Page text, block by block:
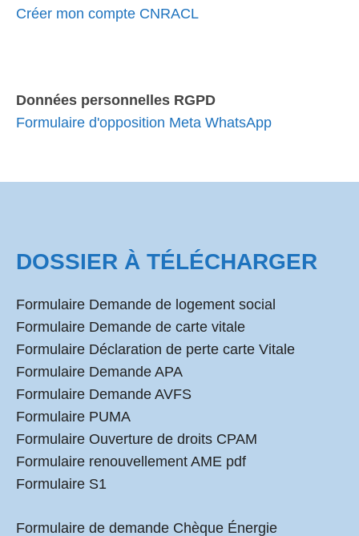
Créer mon compte CNRACL
Données personnelles RGPD
Formulaire d'opposition Meta WhatsApp
DOSSIER À TÉLÉCHARGER
Formulaire Demande de logement social
Formulaire Demande de carte vitale
Formulaire Déclaration de perte carte Vitale
Formulaire Demande APA
Formulaire Demande AVFS
Formulaire PUMA
Formulaire Ouverture de droits CPAM
Formulaire renouvellement AME pdf
Formulaire S1
Formulaire de demande Chèque Énergie